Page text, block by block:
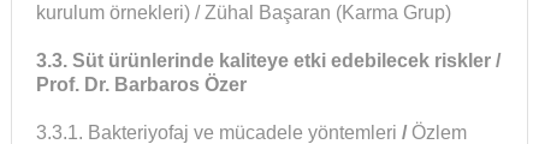
kurulum örnekleri) / Zühal Başaran (Karma Grup)
3.3. Süt ürünlerinde kaliteye etki edebilecek riskler /
Prof. Dr. Barbaros Özer
3.3.1. Bakteriyofaj ve mücadele yöntemleri / Özlem